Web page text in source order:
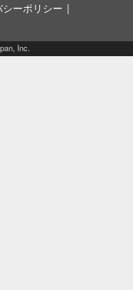
ーポリシー
Inc.